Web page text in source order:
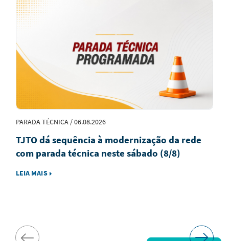
Notícias
em
PARADA TÉCNICA / 06.08.2026
TJTO dá sequência à modernização da rede
com parada técnica neste sábado (8/8)
LEIA MAIS